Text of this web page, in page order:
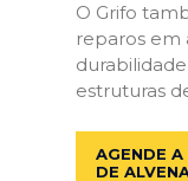
O Grifo
reparos em
estruturas
AGENDE A
DE